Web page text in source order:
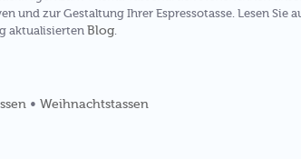
und zur Gestaltung Ihrer Espressotasse. Lesen Sie
aktualisierten Blog
• Weihnachtstassen